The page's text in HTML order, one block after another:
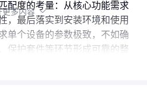
配度的考量：从核心功能需求
，最后落实到安装环境和使用
单个设备的参数极致，不如确
保护套件等环节形成可靠的整
更多内容 